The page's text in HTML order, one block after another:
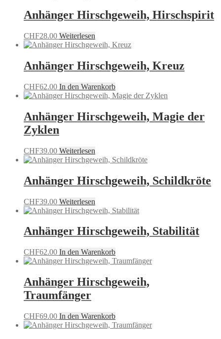
Anhänger Hirschgeweih, Hirschspirit
CHF28.00 Weiterlesen
Anhänger Hirschgeweih, Kreuz
CHF62.00 In den Warenkorb
Anhänger Hirschgeweih, Magie der
Zyklen
CHF39.00 Weiterlesen
Anhänger Hirschgeweih, Schildkröte
CHF39.00 Weiterlesen
Anhänger Hirschgeweih, Stabilität
CHF62.00 In den Warenkorb
Anhänger Hirschgeweih,
Traumfänger
CHF69.00 In den Warenkorb